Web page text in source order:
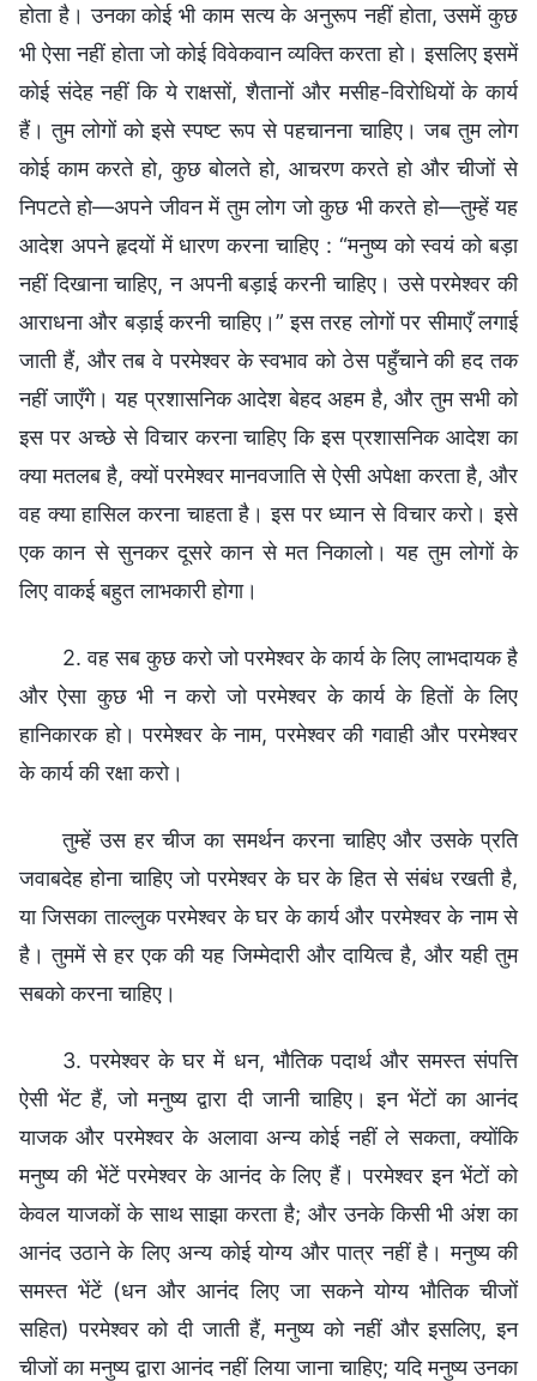
होता है। उनका कोई भी काम सत्य के अनुरूप नहीं होता, उसमें कुछ
भी ऐसा नहीं होता जो कोई विवेकवान व्यक्ति करता हो। इसलिए इसमें
कोई संदेह नहीं कि ये राक्षसों, शैतानों और मसीह-विरोधियों के कार्य
हैं। तुम लोगों को इसे स्पष्ट रूप से पहचानना चाहिए। जब तुम लोग
कोई काम करते हो, कुछ बोलते हो, आचरण करते हो और चीजों से
निपटते हो—अपने जीवन में तुम लोग जो कुछ भी करते हो—तुम्हें यह
आदेश अपने हृदयों में धारण करना चाहिए : “मनुष्य को स्वयं को बड़ा
नहीं दिखाना चाहिए, न अपनी बड़ाई करनी चाहिए। उसे परमेश्वर की
आराधना और बड़ाई करनी चाहिए।” इस तरह लोगों पर सीमाएँ लगाई
जाती हैं, और तब वे परमेश्वर के स्वभाव को ठेस पहुँचाने की हद तक
नहीं जाएँगे। यह प्रशासनिक आदेश बेहद अहम है, और तुम सभी को
इस पर अच्छे से विचार करना चाहिए कि इस प्रशासनिक आदेश का
क्या मतलब है, क्यों परमेश्वर मानवजाति से ऐसी अपेक्षा करता है, और
वह क्या हासिल करना चाहता है। इस पर ध्यान से विचार करो। इसे
एक कान से सुनकर दूसरे कान से मत निकालो। यह तुम लोगों के
लिए वाकई बहुत लाभकारी होगा।
2. वह सब कुछ करो जो परमेश्वर के कार्य के लिए लाभदायक है
और ऐसा कुछ भी न करो जो परमेश्वर के कार्य के हितों के लिए
हानिकारक हो। परमेश्वर के नाम, परमेश्वर की गवाही और परमेश्वर
के कार्य की रक्षा करो।
तुम्‍हें उस हर चीज का समर्थन करना चाहिए और उसके प्रति
जवाबदेह होना चाहिए जो परमेश्वर के घर के हित से संबंध रखती है,
या जिसका ताल्‍लुक परमेश्वर के घर के कार्य और परमेश्वर के नाम से
है। तुममें से हर एक की यह जिम्‍मेदारी और दायित्व है, और यही तुम
सबको करना चाहिए।
3. परमेश्वर के घर में धन, भौतिक पदार्थ और समस्त संपत्ति
ऐसी भेंट हैं, जो मनुष्य द्वारा दी जानी चाहिए। इन भेंटों का आनंद
याजक और परमेश्वर के अलावा अन्य कोई नहीं ले सकता, क्योंकि
मनुष्य की भेंटें परमेश्वर के आनंद के लिए हैं। परमेश्वर इन भेंटों को
केवल याजकों के साथ साझा करता है; और उनके किसी भी अंश का
आनंद उठाने के लिए अन्य कोई योग्य और पात्र नहीं है। मनुष्य की
समस्त भेंटें (धन और आनंद लिए जा सकने योग्य भौतिक चीजों
सहित) परमेश्वर को दी जाती हैं, मनुष्य को नहीं और इसलिए, इन
चीजों का मनुष्य द्वारा आनंद नहीं लिया जाना चाहिए; यदि मनुष्य उनका